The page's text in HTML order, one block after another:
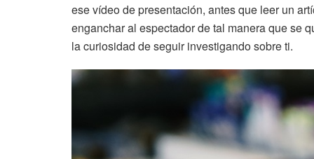
ese vídeo de presentación, antes que leer un
enganchar al espectador de tal manera que se
la curiosidad de seguir investigando sobre ti.